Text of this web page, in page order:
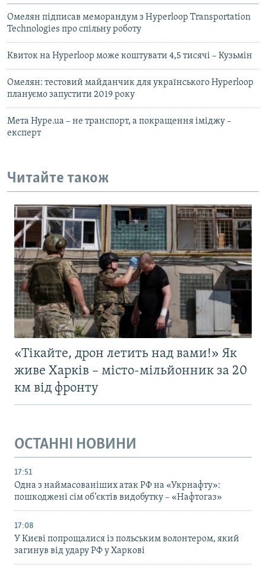
Омелян підписав меморандум з Нyperloop Transportation
Technologies про спільну роботу
Квиток на Hyperloop може коштувати 4,5 тисячі – Кузьмін
Омелян: тестовий майданчик для українського Hyperloop
плануємо запустити 2019 року
Мета Hype.ua – не транспорт, а покращення іміджу –
експерт
Читайте також
«Тікайте, дрон летить над вами!» Як
живе Харків – місто-мільйонник за 20
км від фронту
ОСТАННІ НОВИНИ
17:51
Одна з наймасованіших атак РФ на «Укрнафту»:
пошкоджені сім об’єктів видобутку – «Нафтогаз»
17:08
У Києві попрощалися із польським волонтером, який
загинув від удару РФ у Харкові